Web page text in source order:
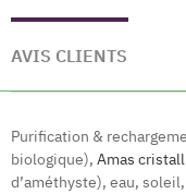
AVIS CLIENTS
Purification &
biologique), Amas
d’améthyste), eau, soleil,